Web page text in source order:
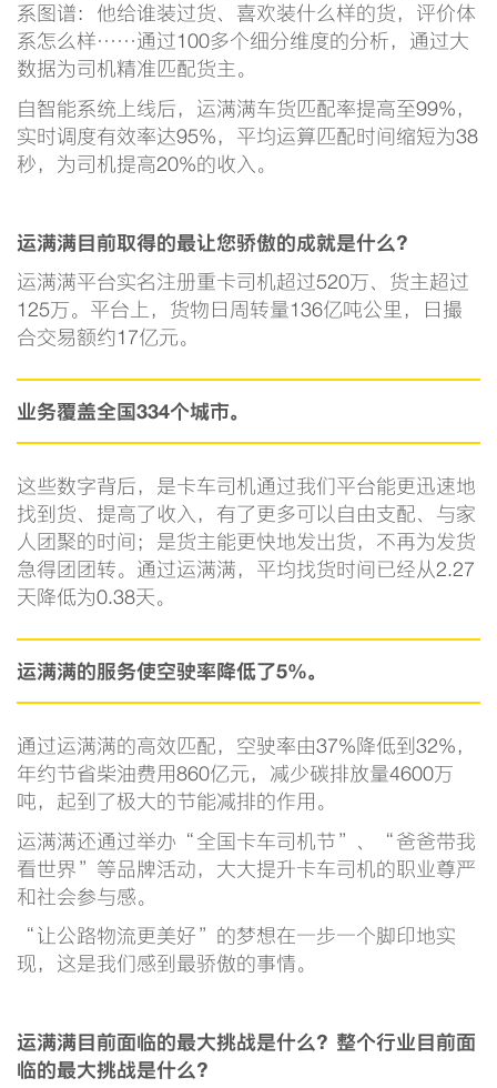
系图谱：他给谁装过货、喜欢装什么样的货，评价体
系怎么样……通过100多个细分维度的分析，通过大
数据为司机精准匹配货主。
自智能系统上线后，运满满车货匹配率提高至99%，
实时调度有效率达95%，平均运算匹配时间缩短为38
秒，为司机提高20%的收入。
运满满目前取得的最让您骄傲的成就是什么？
运满满平台实名注册重卡司机超过520万、货主超过
125万。平台上，货物日周转量136亿吨公里，日撮
合交易额约17亿元。
业务覆盖全国334个城市。
这些数字背后，是卡车司机通过我们平台能更迅速地
找到货、提高了收入，有了更多可以自由支配、与家
人团聚的时间；是货主能更快地发出货，不再为发货
急得团团转。通过运满满，平均找货时间已经从2.27
天降低为0.38天。
运满满的服务使空驶率降低了5%。
通过运满满的高效匹配，空驶率由37%降低到32%，
年约节省柴油费用860亿元，减少碳排放量4600万
吨，起到了极大的节能减排的作用。
运满满还通过举办“全国卡车司机节”、“爸爸带我
看世界”等品牌活动，大大提升卡车司机的职业尊严
和社会参与感。
“让公路物流更美好”的梦想在一步一个脚印地实
现，这是我们感到最骄傲的事情。
运满满目前面临的最大挑战是什么？整个行业目前面
临的最大挑战是什么？